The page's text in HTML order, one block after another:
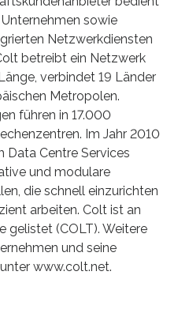
sowie
Netzwerkdiensten
betreibt ein Netzwerk
verbindet 19 Länder
Metropolen.
führen in 17.000
Im Jahr 2010
Data Centre Services
und modulare
die schnell einzurichten
arbeiten. Colt ist an
gelistet (COLT). Weitere
und seine
www.colt.net.